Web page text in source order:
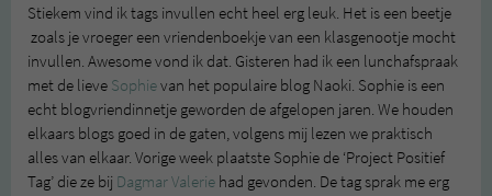
Stiekem vind ik tags invullen echt heel erg leuk. Het is een beetje
zoals je vroeger een vriendenboekje van een klasgenootje mocht
invullen. Awesome vond ik dat. Gisteren had ik een lunchafspraak
met de lieve Sophievan het populaire blog Naoki. Sophie is een
echt blogvriendinnetje geworden de afgelopen jaren. We houden
elkaars blogs goed in de gaten, volgens mij lezen we praktisch
alles van elkaar. Vorige week plaatste Sophie de ‘Project Positief
Tag’ die ze bij Dagmar Valerie had gevonden. De tag sprak me erg